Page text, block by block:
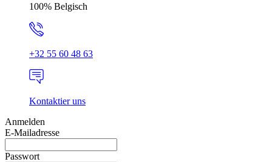
100% Belgisch
+32 55 60 48 63
Kontaktier uns
Anmelden
E-Mailadresse
Passwort